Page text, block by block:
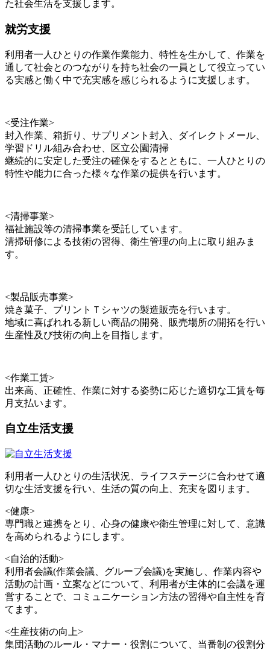
た社会生活を支援します。
就労支援
利用者一人ひとりの作業作業能力、特性を生かして、作業を
通して社会とのつながりを持ち社会の一員として役立ってい
る実感と働く中で充実感を感じられるように支援します。
<受注作業>
封入作業、箱折り、サプリメント封入、ダイレクトメール、
学習ドリル組み合わせ、区立公園清掃
継続的に安定した受注の確保をするとともに、一人ひとりの
特性や能力に合った様々な作業の提供を行います。
<清掃事業>
福祉施設等の清掃事業を受託しています。
清掃研修による技術の習得、衛生管理の向上に取り組みま
す。
<製品販売事業>
焼き菓子、プリントＴシャツの製造販売を行います。
地域に喜ばれれる新しい商品の開発、販売場所の開拓を行い
生産性及び技術の向上を目指します。
<作業工賃>
出来高、正確性、作業に対する姿勢に応じた適切な工賃を毎
月支払います。
自立生活支援
利用者一人ひとりの生活状況、ライフステージに合わせて適
切な生活支援を行い、生活の質の向上、充実を図ります。
<健康>
専門職と連携をとり、心身の健康や衛生管理に対して、意識
を高められるようにします。
<自治的活動>
利用者会議(作業会議、グループ会議)を実施し、作業内容や
活動の計画・立案などについて、利用者が主体的に会議を運
営することで、コミュニケーション方法の習得や自主性を育
てます。
<生産技術の向上>
集団活動のルール・マナー・役割について、当番制の役割分